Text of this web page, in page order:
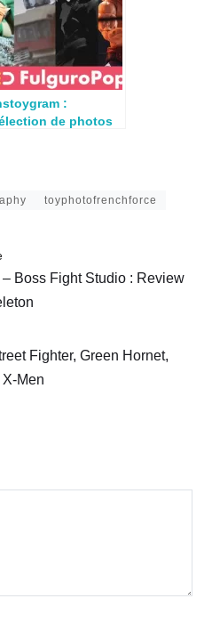
:
de photos
toyphotofrenchforce
Boss Fight Studio : Review
Fighter, Green Hornet,
Men